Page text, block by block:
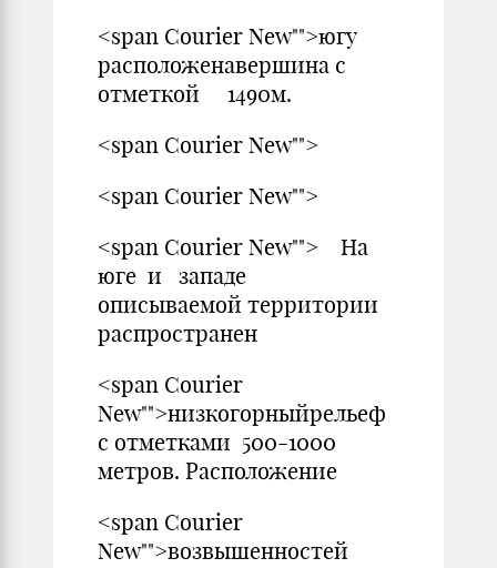
<span Courier New"">югу
расположенавершина с
отметкой 1490м.
<span Courier New"">
<span Courier New"">
<span Courier New""> На
юге и западе
описываемой территории
распространен
<span Courier
New"">низкогорныйрельеф
с отметками 500-1000
метров. Расположение
<span Courier
New"">возвышенностей